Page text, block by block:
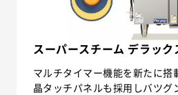
スーパースチーム デラック
マルチタイマー機能を新たに搭
晶タッチパネルも採用しバツグ